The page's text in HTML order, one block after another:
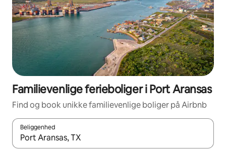
Familievenlige ferieboliger i Port Aransas
Find og book unikke familievenlige boliger på Airbnb
Beliggenhed
Når resultaterne er tilgængelige, skal du navigere med